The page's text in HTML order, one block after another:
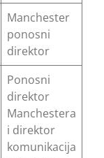
Manchester
ponosni
direktor
Ponosni
direktor
Manchestera
i direktor
komunikacija